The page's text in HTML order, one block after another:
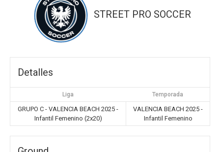
STREET PRO SOCCER
Detalles
Liga Temporada
GRUPO C - VALENCIA BEACH 2025 -
Infantil Femenino (2x20)
VALENCIA BEACH 2025 -
Infantil Femenino